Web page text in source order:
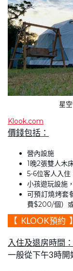
星
Klook.com
價錢包括：
營內設施
1晚2張雙人木
5-6位客人入住
小孩遊玩設施
可預訂燒烤套
費$200/個）
【 KLOOK預約 】
入住及退房時間：
一般從下午3時